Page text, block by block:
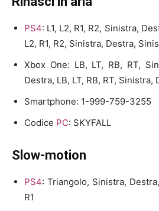
PS4: L1, L2, R1, R2, Sinistra,
L2, R1, R2, Sinistra, Destra,
Xbox One: LB, LT, RB, RT,
Destra, LB, LT, RB, RT,
Smartphone: 1-999-759-3255
Codice PC: SKYFALL
Slow-motion
PS4: Triangolo, Sinistra,
R1